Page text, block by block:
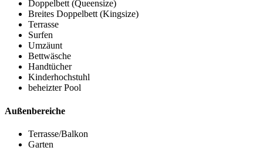
Doppelbett (Queensize)
Breites Doppelbett (Kingsize)
Terrasse
Surfen
Umzäunt
Bettwäsche
Handtücher
Kinderhochstuhl
beheizter Pool
Außenbereiche
Terrasse/Balkon
Garten